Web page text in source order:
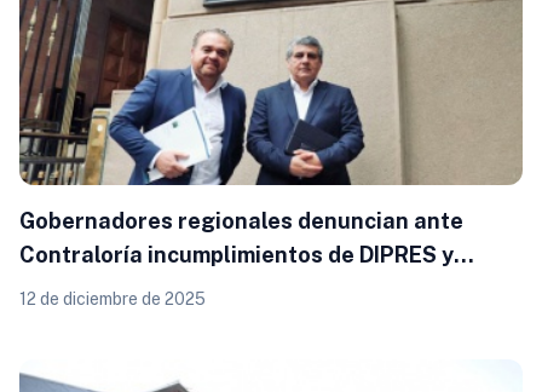
Gobernadores regionales denuncian ante
Contraloría incumplimientos de DIPRES y
retraso de remesas que afecta la inversión
12 de diciembre de 2025